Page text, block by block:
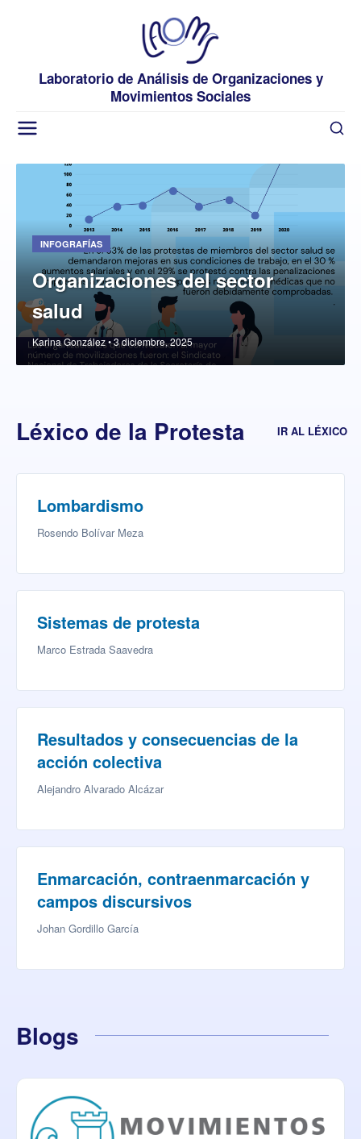
Laboratorio de Análisis de Organizaciones y
Movimientos Sociales
INFOGRAFÍAS
Organizaciones del sector
salud
Karina González • 3 diciembre, 2025
Léxico de la Protesta IR AL LÉXICO
Lombardismo
Rosendo Bolívar Meza
Sistemas de protesta
Marco Estrada Saavedra
Resultados y consecuencias de la
acción colectiva
Alejandro Alvarado Alcázar
Enmarcación, contraenmarcación y
campos discursivos
Johan Gordillo García
Blogs